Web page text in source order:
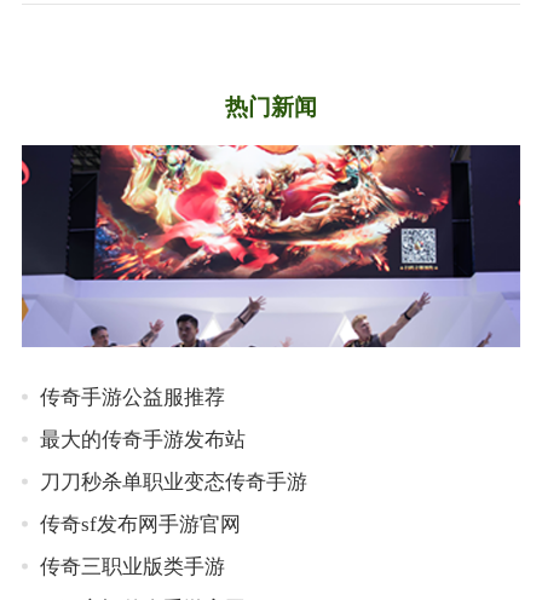
热门新闻
传奇手游公益服推荐
最大的传奇手游发布站
刀刀秒杀单职业变态传奇手游
传奇sf发布网手游官网
传奇三职业版类手游